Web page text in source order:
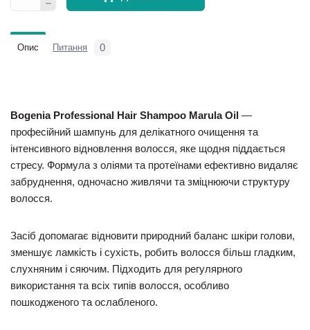
Опис Питання 0
Bogenia Professional Hair Shampoo Marula Oil —
професійний шампунь для делікатного очищення та
інтенсивного відновлення волосся, яке щодня піддається
стресу. Формула з оліями та протеїнами ефективно видаляє
забруднення, одночасно живлячи та зміцнюючи структуру
волосся.
Засіб допомагає відновити природний баланс шкіри голови,
зменшує ламкість і сухість, робить волосся більш гладким,
слухняним і сяючим. Підходить для регулярного
використання та всіх типів волосся, особливо
пошкодженого та ослабленого.